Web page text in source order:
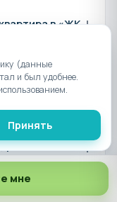
в «ЖК+
+
(данные
и был удобнее.
Принять
мне